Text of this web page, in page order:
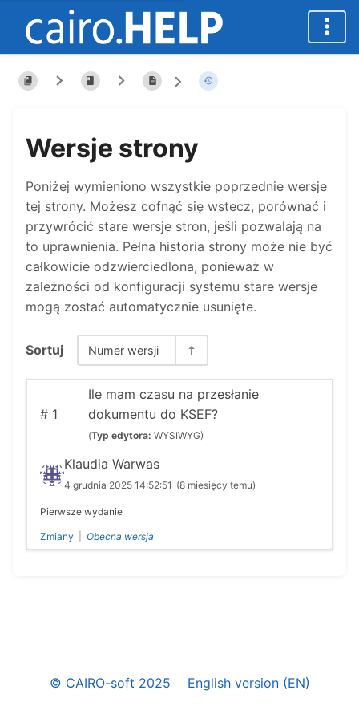
Wersje strony
Poniżej wymieniono wszystkie poprzednie wersje
tej strony. Możesz cofnąć się wstecz, porównać i
przywrócić stare wersje stron, jeśli pozwalają na
to uprawnienia. Pełna historia strony może nie być
całkowicie odzwierciedlona, ponieważ w
zależności od konfiguracji systemu stare wersje
mogą zostać automatycznie usunięte.
Sortuj Numer wersji
#1
Ile mam czasu na przesłanie
dokumentu do KSEF?
(Typ edytora: WYSIWYG)
Klaudia Warwas
4 grudnia 2025 14:52:51 (8 miesięcy temu)
Pierwsze wydanie
Zmiany Obecna wersja
© CAIRO-soft 2025 English version (EN)